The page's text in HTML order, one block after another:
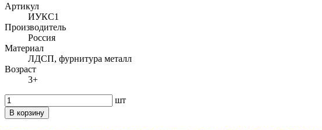
Артикул
ИУКС1
Производитель
Россия
Материал
ЛДСП, фурнитура металл
Возраст
3+
шт
В корзину